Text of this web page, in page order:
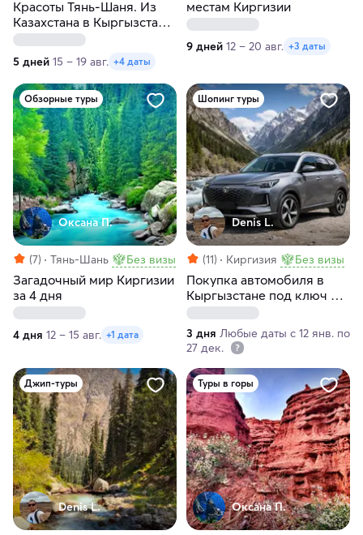
Красоты Тянь-Шаня. Из
Казахстана в Кыргызстан и
обратно
5 дней 15 – 19 авг. +4 даты
местам Киргизии
9 дней 12 – 20 авг. +3 даты
Обзорные туры
Оксана П.
(7) Тянь-Шань Без визы
Загадочный мир Киргизии
за 4 дня
4 дня 12 – 15 авг. +1 дата
Шопинг туры
Denis L.
(11) Киргизия Без визы
Покупка автомобиля в
Кыргызстане под ключ и
отдых в горах Тянь-Шаня
3 дня Любые даты с 12 янв. по
27 дек.
Джип-туры
Denis L.
Туры в горы
Оксана П.